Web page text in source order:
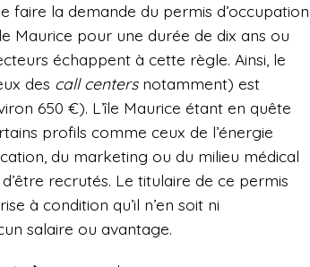
faire la demande du permis d’occupation
Maurice pour une durée de dix ans ou
échappent à cette règle. Ainsi, le
des call centers notamment) est
650 €). L’île Maurice étant en quête
profils comme ceux de l’énergie
du marketing ou du milieu médical
recrutés. Le titulaire de ce permis
à condition qu’il n’en soit ni
salaire ou avantage.